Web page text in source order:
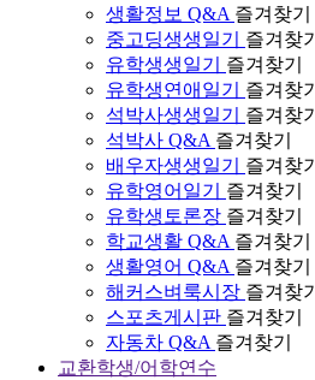
생활정보 Q&A 즐겨찾기
중고딩생생일기
즐겨찾기
유학생생일기
즐겨찾기
유학생연애일기
즐겨찾기
석박사생생일기
즐겨찾기
석박사 Q&A 즐겨찾기
배우자생생일기
즐겨찾기
유학영어일기
즐겨찾기
유학생토론장 즐겨찾기
학교생활 Q&A 즐겨찾기
생활영어 Q&A 즐겨찾기
해커스벼룩시장 즐겨찾기
스포츠게시판 즐겨찾기
자동차 Q&A 즐겨찾기
교환학생/어학연수